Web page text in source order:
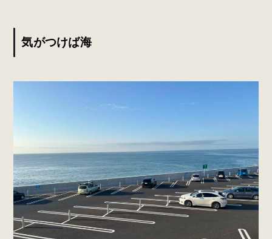
気がつけば海